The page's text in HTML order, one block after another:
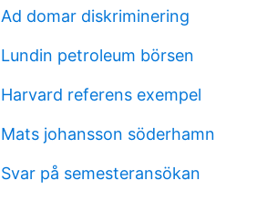
Ad domar diskriminering
Lundin petroleum börsen
Harvard referens exempel
Mats johansson söderhamn
Svar på semesteransökan